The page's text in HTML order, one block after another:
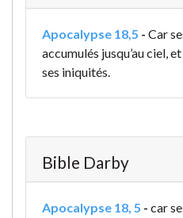
Apocalypse 18,5 - Car
accumulés jusqu’au ciel,
ses iniquités.
Bible Darby
Apocalypse 18, 5 - car